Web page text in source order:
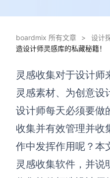
博思白板离线版
博思设计
一体化产品设计工具
AI生成PPT，支持在
资源与下载
boardmix 所有文章 > 设计
造设计师灵感库的私藏秘籍！
灵感收集对于设计师
灵感素材、为创意设
设计师每天必须要做
收集并有效管理并收
作中发挥作用呢？ 本
灵感收集软件，并说